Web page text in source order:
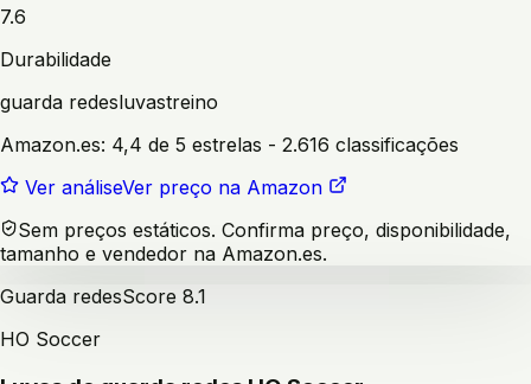
7.6
Durabilidade
guarda redesluvastreino
Amazon.es: 4,4 de 5 estrelas - 2.616 classificações
Ver análiseVer preço na Amazon
Sem preços estáticos. Confirma preço, disponibilidade,
tamanho e vendedor na Amazon.es.
Guarda redesScore 8.1
HO Soccer